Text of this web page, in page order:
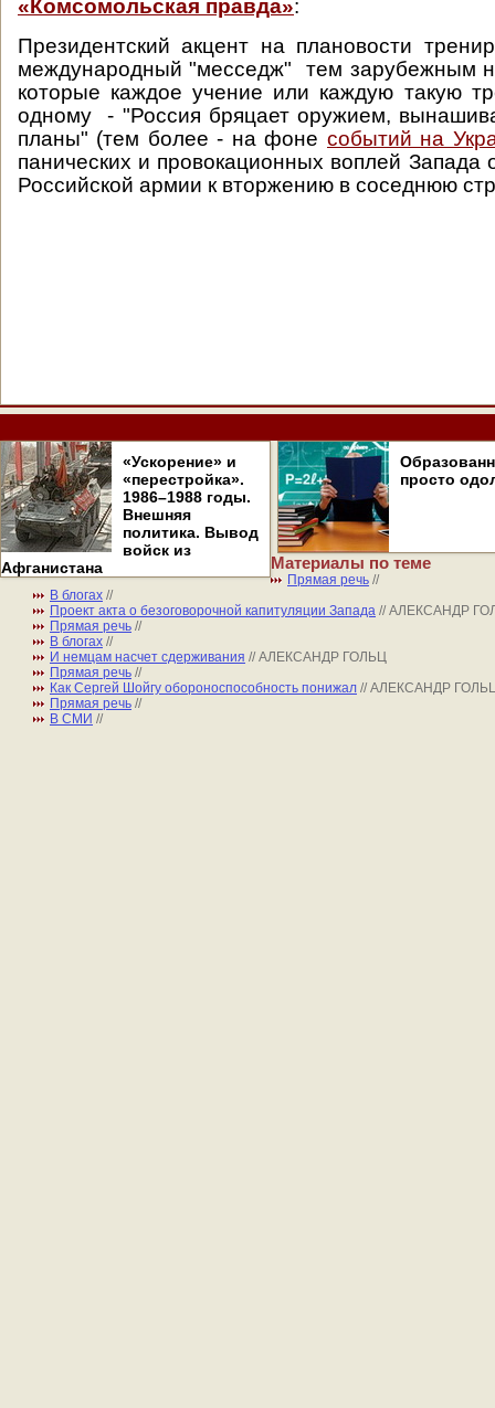
«Комсомольская правда»:
Президентский акцент на плановости
международный "месседж" тем зарубежным
которые каждое учение или каждую такую
одному - "Россия бряцает оружием,
планы" (тем более - на фоне событий на
панических и провокационных воплей Запада
Российской армии к вторжению в соседнюю
«Ускорение» и
«перестройка».
1986–1988 годы.
Внешняя
политика. Вывод
войск из
Афганистана
просто
Материалы по теме
Прямая речь //
В блогах //
Проект акта о безоговорочной капитуляции Запада // АЛЕКСАНДР
Прямая речь //
В блогах //
И немцам насчет сдерживания // АЛЕКСАНДР ГОЛЬЦ
Прямая речь //
Как Сергей Шойгу обороноспособность понижал // АЛЕКСАНДР
Прямая речь //
В СМИ //